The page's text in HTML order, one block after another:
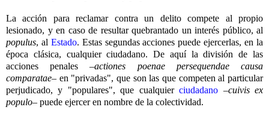
La acción para reclamar contra un delito compete al propio
lesionado, y en caso de resultar quebrantado un interés público, al
populus, al Estado. Estas segundas acciones puede ejercerlas, en la
época clásica, cualquier ciudadano. De aquí la división de las
acciones penales –actiones poenae persequendae causa
comparatae– en "privadas", que son las que competen al particular
perjudicado, y "populares", que cualquierciudadano –cuivis ex
populo– puede ejercer en nombre de la colectividad.